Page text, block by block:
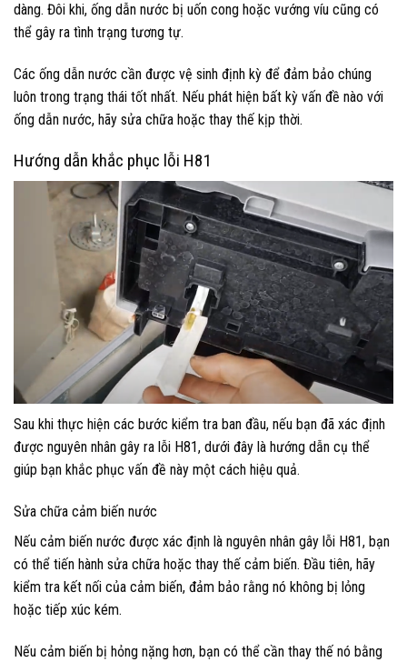
dàng. Đôi khi, ống dẫn nước bị uốn cong hoặc vướng víu cũng có
thể gây ra tình trạng tương tự.
Các ống dẫn nước cần được vệ sinh định kỳ để đảm bảo chúng
luôn trong trạng thái tốt nhất. Nếu phát hiện bất kỳ vấn đề nào với
ống dẫn nước, hãy sửa chữa hoặc thay thế kịp thời.
Hướng dẫn khắc phục lỗi H81
Sau khi thực hiện các bước kiểm tra ban đầu, nếu bạn đã xác định
được nguyên nhân gây ra lỗi H81, dưới đây là hướng dẫn cụ thể
giúp bạn khắc phục vấn đề này một cách hiệu quả.
Sửa chữa cảm biến nước
Nếu cảm biến nước được xác định là nguyên nhân gây lỗi H81, bạn
có thể tiến hành sửa chữa hoặc thay thế cảm biến. Đầu tiên, hãy
kiểm tra kết nối của cảm biến, đảm bảo rằng nó không bị lỏng
hoặc tiếp xúc kém.
Nếu cảm biến bị hỏng nặng hơn, bạn có thể cần thay thế nó bằng